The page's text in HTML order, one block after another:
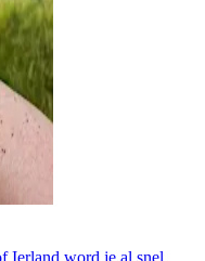
Ierland word je al snel